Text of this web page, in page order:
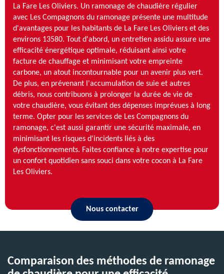
La Fare Les Oliviers. Un ramonage de chaudière régulier
avec Les Compagnons du ramonage présente une multitude
d'avantages pour les habitants de La Fare Les Oliviers et des
environs 13580. Tout d'abord, un entretien assidu assure une
efficacité énergétique optimale, réduisant ainsi votre
facture de chauffage et minimisant votre empreinte
carbone, un atout incontournable pour un avenir plus vert.
De plus, en prévenant l'accumulation de suie et autres
débris, nous contribuons à prolonger la durée de vie de
votre chaudière, vous évitant des dépenses imprévues à long
terme. Opter pour les services de Les Compagnons du
ramonage, c'est aussi garantir une sécurité maximale, en
minimisant les risques d'incidents liés à des
dysfonctionnements. Faites confiance à notre expertise pour
un confort quotidien sans souci dans votre cocon à La Fare
Les Oliviers.
Nous contacter
Comparaison des méthodes de ramonage